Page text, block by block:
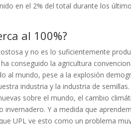
en el 2% del total durante los
al 100%?
y no es lo suficientemente
conseguido la agricultura
al mundo, pese a la explosión
industria y la industria de
sobre el mundo, el cambio
invernadero. Y a medida que
UPL ve esto como un problema